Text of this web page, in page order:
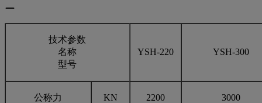
技术参数
名称
型号
YSH-220 YSH-300
公称力 KN 2200 3000